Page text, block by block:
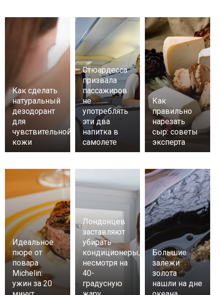
Как сделать
натуральный
дезодорант
для
чувствительной
кожи
Стюардесса
призвала
пассажиров
не
употреблять
эти два
напитка в
самолете
Как
правильно
нарезать
сыр: советы
эксперта
Идеальное
пюре от
повара
Michelin:
ужин за 20
Лондонцев
заставляют
убирать
кондиционеры,
несмотря на
40-
градусную
Большие
залежи
золота
нашли на дне